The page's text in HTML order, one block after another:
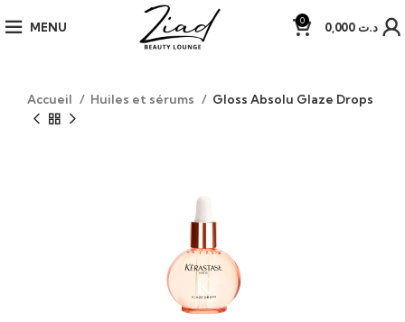
MENU 0 د.ت
Accueil Huiles et sérums Gloss Absolu Glaze Drops